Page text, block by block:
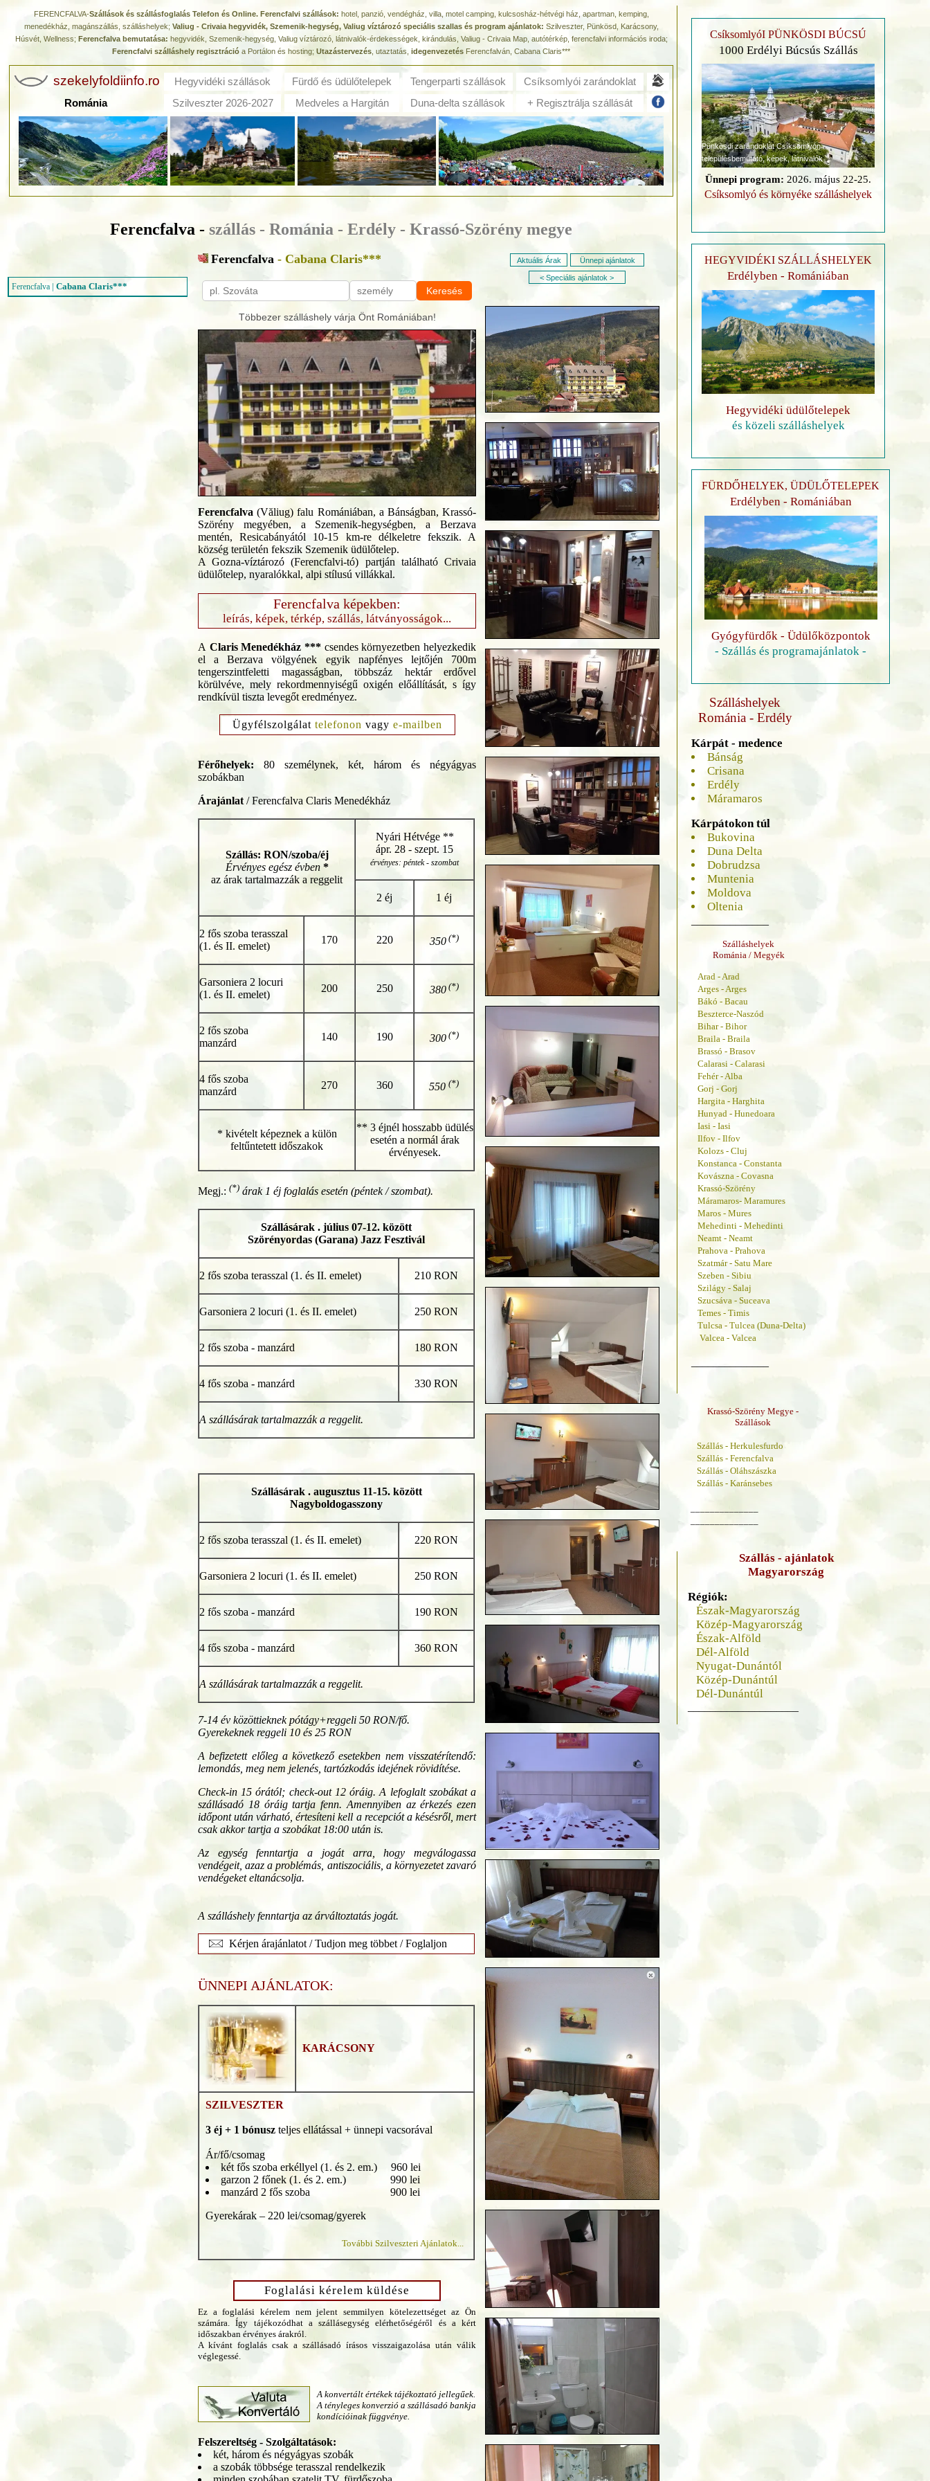
FERENCFALVA-Szállások és szállásfoglalás Telefon és Online. Ferencfalvi szállások: hotel, panzió, vendégház, villa, motel camping, kulcsosház-hétvégi ház, apartman, kemping,
menedékház, magánszállás, szálláshelyek; Valiug - Crivaia hegyvidék, Szemenik-hegység, Valiug víztározó speciális szallas és program ajánlatok: Szilveszter, Pünkösd, Karácsony,
Húsvét, Wellness; Ferencfalva bemutatása: hegyvidék, Szemenik-hegység, Valiug víztározó, látnivalók-érdekességek, kirándulás, Valiug - Crivaia Map, autótérkép, ferencfalvi információs iroda;
Ferencfalvi szálláshely regisztráció a Portálon és hosting; Utazástervezés , utaztatás, idegenvezetés Ferencfalván, Cabana Claris***
szekelyfoldiinfo.ro Hegyvidéki szállások Fürdő és üdülőtelepek Tengerparti szállások
Csíksomlyói zarándoklat
Románia
Szilveszter 2026-2027 Medveles a Hargitán Duna-delta szállások + Regisztrálja szállását
Ferencfalva - szállás - Románia - Erdély - Krassó-Szörény megye
Ferencfalva | Cabana Claris***
Ferencfalva - Cabana Claris***
Keresés
Többezer szálláshely várja Önt Romániában!
Ferencfalva (Văliug) falu Romániában, a Bánságban, Krassó-
Szörény megyében, a Szemenik-hegységben, a Berzava
mentén, Resicabányától 10-15 km-re délkeletre fekszik. A
község területén fekszik Szemenik üdülőtelep.
A Gozna-víztározó (Ferencfalvi-tó) partján található Crivaia
üdülőtelep, nyaralókkal, alpi stílusú villákkal.
Ferencfalva képekben:
leírás, képek, térkép, szállás, látványosságok...
A Claris Menedékház *** csendes környezetben helyezkedik
el a Berzava völgyének egyik napfényes lejtőjén 700m
tengerszintfeletti magasságban, többszáz hektár erdővel
körülvéve, mely rekordmennyiségű oxigén előállítását, s így
rendkívül tiszta levegőt eredményez.
Ügyfélszolgálat telefonon vagy e-mailben
Férőhelyek: 80 személynek, két, három és négyágyas
szobákban
Árajánlat / Ferencfalva Claris Menedékház
Szállás: RON/szoba/éj
Érvényes egész évben *
az árak tartalmazzák a reggelit
Nyári Hétvége **
ápr. 28 - szept. 15
érvényes: péntek - szombat
2 éj 1 éj
2 fős szoba terasszal
(1. és II. emelet)
170 220 350(*)
Garsoniera 2 locuri
(1. és II. emelet)
200 250 380(*)
2 fős szoba
manzárd
140 190 300(*)
4 fős szoba
manzárd
270 360 550 (*)
* kivételt képeznek a külön
feltűntetett időszakok
** 3 éjnél hosszabb üdülés
esetén a normál árak
érvényesek.
Megj.: (*) árak 1 éj foglalás esetén (péntek / szombat).
Szállásárak . július 07-12. között
Szörényordas (Garana) Jazz Fesztivál
2 fős szoba terasszal (1. és II. emelet) 210 RON
Garsoniera 2 locuri (1. és II. emelet) 250 RON
2 fős szoba - manzárd 180 RON
4 fős szoba - manzárd 330 RON
A szállásárak tartalmazzák a reggelit.
Szállásárak . augusztus 11-15. között
Nagyboldogasszony
2 fős szoba terasszal (1. és II. emelet) 220 RON
Garsoniera 2 locuri (1. és II. emelet) 250 RON
2 fős szoba - manzárd 190 RON
4 fős szoba - manzárd 360 RON
A szállásárak tartalmazzák a reggelit.
7-14 év közöttieknek pótágy+reggeli 50 RON/fő.
Gyerekeknek reggeli 10 és 25 RON
A befizetett előleg a következő esetekben nem visszatérítendő:
lemondás, meg nem jelenés, tartózkodás idejének rövidítése.
Check-in 15 órától; check-out 12 óráig. A lefoglalt szobákat a
szállásadó 18 óráig tartja fenn. Amennyiben az érkezés ezen
időpont után várható, értesíteni kell a recepciót a késésről, mert
csak akkor tartja a szobákat 18:00 után is.
Az egység fenntartja a jogát arra, hogy megválogassa
vendégeit, azaz a problémás, antiszociális, a környezetet zavaró
vendégeket eltanácsolja.
A szálláshely fenntartja az árváltoztatás jogát.
Kérjen árajánlatot / Tudjon meg többet / Foglaljon
ÜNNEPI AJÁNLATOK:
KARÁCSONY
SZILVESZTER
3 éj + 1 bónusz teljes ellátással + ünnepi vacsorával
Ár/fő/csomag
két fős szoba erkéllyel (1. és 2. em.) 960 lei
garzon 2 főnek (1. és 2. em.) 990 lei
manzárd 2 fős szoba 900 lei
Gyerekárak – 220 lei/csomag/gyerek
További Szilveszteri Ajánlatok...
Foglalási kérelem küldése
Ez a foglalási kérelem nem jelent semmilyen kötelezettséget az Ön
számára. Így tájékozódhat a szállásegység elérhetőségéről és a kért
időszakban érvényes árakról.
A kívánt foglalás csak a szállásadó írásos visszaigazolása után válik
véglegessé.
A konvertált értékek tájékoztató jellegűek.
A tényleges konverzió a szállásadó bankja
kondícióinak függvénye.
Felszereltség - Szolgáltatások:
két, három és négyágyas szobák
a szobák többsége terasszal rendelkezik
Aktuális Árak Ünnepi ajánlatok
< Speciális ajánlatok >
CsíksomlyóI PÜNKÖSDI BÚCSÚ
1000 Erdélyi Búcsús Szállás
Pünkösdi zarándoklat Csíksomlyón
településbemutató, képek, látnivalók
Ünnepi program: 2026. május 22-25.
Csíksomlyó és környéke szálláshelyek
HEGYVIDÉKI SZÁLLÁSHELYEK
Erdélyben - Romániában
Hegyvidéki üdülőtelepek
és közeli szálláshelyek
FÜRDŐHELYEK, ÜDÜLŐTELEPEK
Erdélyben - Romániában
Gyógyfürdők - Üdülőközpontok
- Szállás és programajánlatok -
Szálláshelyek
Románia - Erdély
Kárpát - medence
Bánság
Crisana
Erdély
Máramaros
Kárpátokon túl
Bukovina
Duna Delta
Dobrudzsa
Muntenia
Moldova
Oltenia
Szálláshelyek
Románia / Megyék
Arad - Arad
Arges - Arges
Bákó - Bacau
Beszterce-Naszód
Bihar - Bihor
Braila - Braila
Brassó - Brasov
Calarasi - Calarasi
Fehér - Alba
Gorj - Gorj
Hargita - Harghita
Hunyad - Hunedoara
Iasi - Iasi
Ilfov - Ilfov
Kolozs - Cluj
Konstanca - Constanta
Kovászna - Covasna
Krassó-Szörény
Máramaros- Maramures
Maros - Mures
Mehedinti - Mehedinti
Neamt - Neamt
Prahova - Prahova
Szatmár - Satu Mare
Szeben - Sibiu
Szilágy - Salaj
Szucsáva - Suceava
Temes - Timis
Tulcsa - Tulcea (Duna-Delta)
Valcea - Valcea
Krassó-Szörény Megye -
Szállások
Szállás - Herkulesfurdo
Szállás - Ferencfalva
Szállás - Oláhszászka
Szállás - Karánsebes
Szállás - ajánlatok
Magyarország
Régiók:
Észak-Magyarország
Közép-Magyarország
Észak-Alföld
Dél-Alföld
Nyugat-Dunántól
Közép-Dunántúl
Dél-Dunántúl